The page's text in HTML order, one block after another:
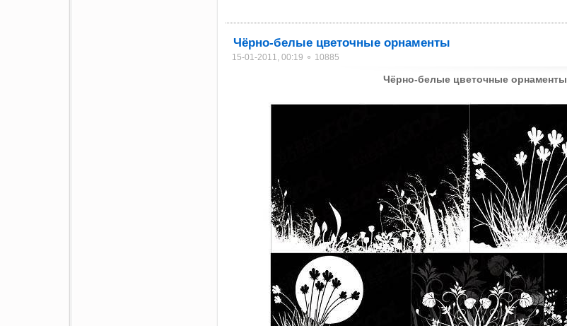
Чёрно-белые цветочные орнаменты
15-01-2011, 00:19 ⚬ 10885
Чёрно-белые цветочные орнаменты